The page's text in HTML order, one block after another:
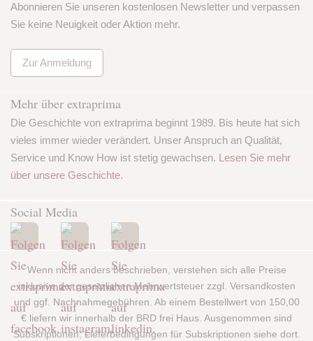
Abonnieren Sie unseren kostenlosen Newsletter und verpassen
Sie keine Neuigkeit oder Aktion mehr.
Zur Anmeldung
Mehr über extraprima
Die Geschichte von extraprima beginnt 1989. Bis heute hat sich
vieles immer wieder verändert. Unser Anspruch an Qualität,
Service und Know How ist stetig gewachsen. Lesen Sie mehr
über unsere Geschichte.
Social Media
Wenn nicht anders beschrieben, verstehen sich alle Preise
inklusive der gesetzlichen Mehrwertsteuer zzgl. Versandkosten
und ggf. Nachnahmegebühren. Ab einem Bestellwert von 150,00
€ liefern wir innerhalb der BRD frei Haus. Ausgenommen sind
Subskriptionen; Lieferbedingungen für Subskriptionen siehe dort.